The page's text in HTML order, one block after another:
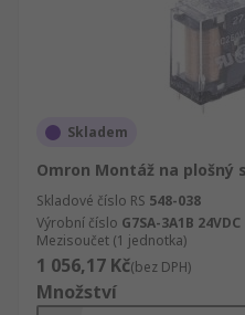
Skladem
Omron Montáž na plošný
Skladové číslo RS 548-038
Výrobní číslo G7SA-3A1B 24VDC
Mezisoučet (1 jednotka)
1 056,17 Kč(bez DPH)
Množství